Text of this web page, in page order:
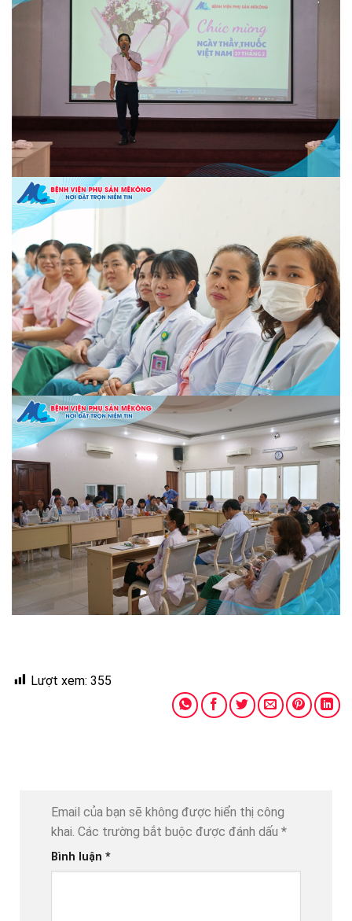
Lượt xem: 355
Email của bạn sẽ không được hiển thị công
khai. Các trường bắt buộc được đánh dấu *
Bình luận *